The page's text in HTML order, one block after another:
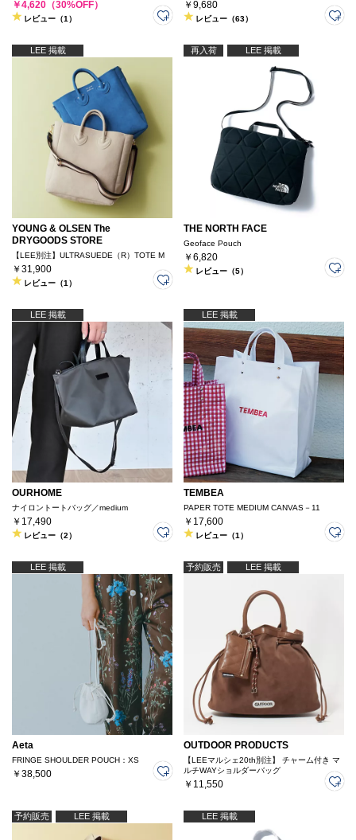
￥4,620（30%OFF）
レビュー（1）
￥9,680
レビュー（63）
LEE 掲載
YOUNG & OLSEN The
DRYGOODS STORE
【LEE別注】ULTRASUEDE（R）TOTE M
￥31,900
レビュー（1）
再入荷 LEE 掲載
THE NORTH FACE
Geoface Pouch
￥6,820
レビュー（5）
LEE 掲載
OURHOME
ナイロントートバッグ／medium
￥17,490
レビュー（2）
LEE 掲載
TEMBEA
PAPER TOTE MEDIUM CANVAS－11
￥17,600
レビュー（1）
LEE 掲載
Aeta
FRINGE SHOULDER POUCH：XS
￥38,500
予約販売 LEE 掲載
OUTDOOR PRODUCTS
【LEEマルシェ20th別注】 チャーム付き マ
ルチWAYショルダーバッグ
￥11,550
予約販売 LEE 掲載 LEE 掲載